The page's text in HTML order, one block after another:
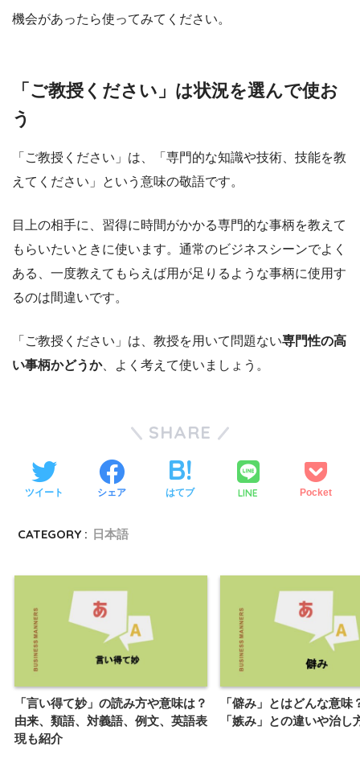
機会があったら使ってみてください。
「ご教授ください」は状況を選んで使お
う
「ご教授ください」は、「専門的な知識や技術、技能を教
えてください」という意味の敬語です。
目上の相手に、習得に時間がかかる専門的な事柄を教えて
もらいたいときに使います。通常のビジネスシーンでよく
ある、一度教えてもらえば用が足りるような事柄に使用す
るのは間違いです。
「ご教授ください」は、教授を用いて問題ない専門性の高
い事柄かどうか、よく考えて使いましょう。
SHARE
ツイート シェア はてブ LINE Pocket
CATEGORY : 日本語
「言い得て妙」の読み方や意味は？
由来、類語、対義語、例文、英語表
現も紹介
「僻み」とはどんな意味
「嫉み」との違いや治し